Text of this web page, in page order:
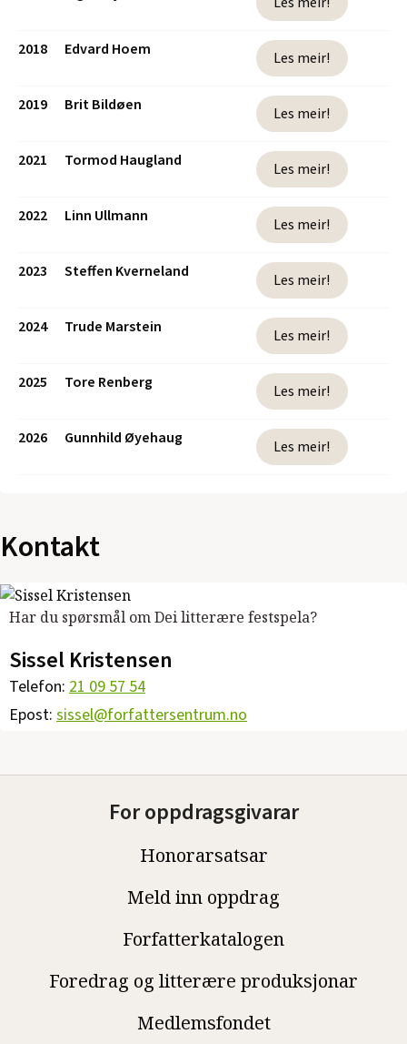
2018 Edvard Hoem Les meir!
2019 Brit Bildøen Les meir!
2021 Tormod Haugland Les meir!
2022 Linn Ullmann Les meir!
2023 Steffen Kverneland Les meir!
2024 Trude Marstein Les meir!
2025 Tore Renberg Les meir!
2026 Gunnhild Øyehaug Les meir!
Kontakt
Har du spørsmål om Dei litterære festspela?
Sissel Kristensen
Telefon: 21 09 57 54
Epost: sissel@forfattersentrum.no
For oppdragsgivarar
Honorarsatsar
Meld inn oppdrag
Forfatterkatalogen
Foredrag og litterære produksjonar
Medlemsfondet